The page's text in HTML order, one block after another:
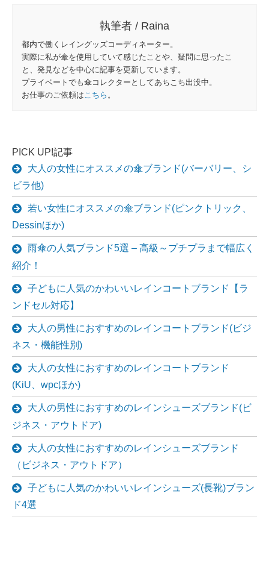
執筆者 / Raina
都内で働くレイングッズコーディネーター。
実際に私が傘を使用していて感じたことや、疑問に思ったこ
と、発見などを中心に記事を更新しています。
プライベートでも傘コレクターとしてあちこち出没中。
お仕事のご依頼は こちら 。
PICK UP!記事
大人の女性にオススメの傘ブランド(バーバリー、シ
ビラ他)
若い女性にオススメの傘ブランド(ピンクトリック、
Dessinほか)
雨傘の人気ブランド5選 – 高級～プチプラまで幅広く
紹介！
子どもに人気のかわいいレインコートブランド【ラ
ンドセル対応】
大人の男性におすすめのレインコートブランド(ビジ
ネス・機能性別)
大人の女性におすすめのレインコートブランド
(KiU、wpcほか)
大人の男性におすすめのレインシューズブランド(ビ
ジネス・アウトドア)
大人の女性におすすめのレインシューズブランド
（ビジネス・アウトドア）
子どもに人気のかわいいレインシューズ(長靴)ブラン
ド4選